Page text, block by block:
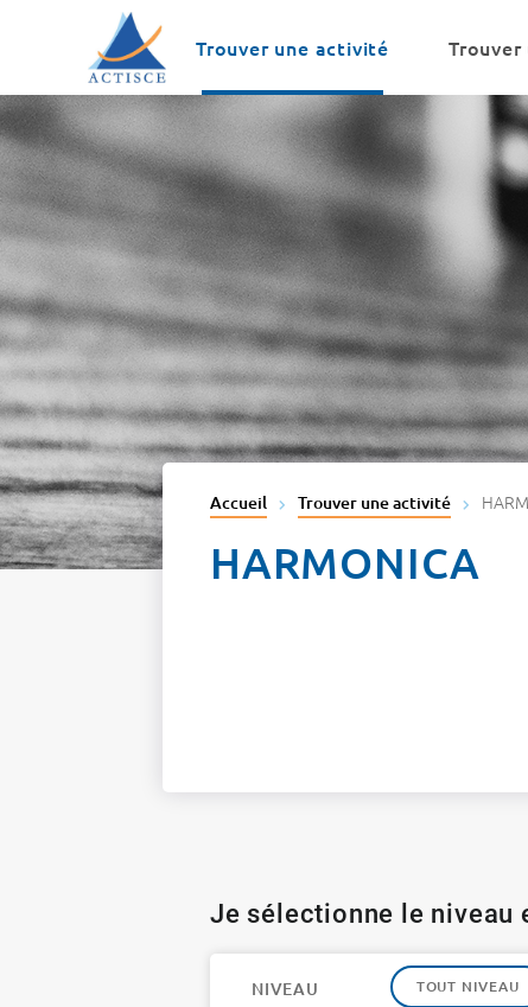
Trouver une activité
Trouver
Accueil Trouver une activité
HARMONICA
Je sélectionne le niveau
NIVEAU TOUT NIVEAU